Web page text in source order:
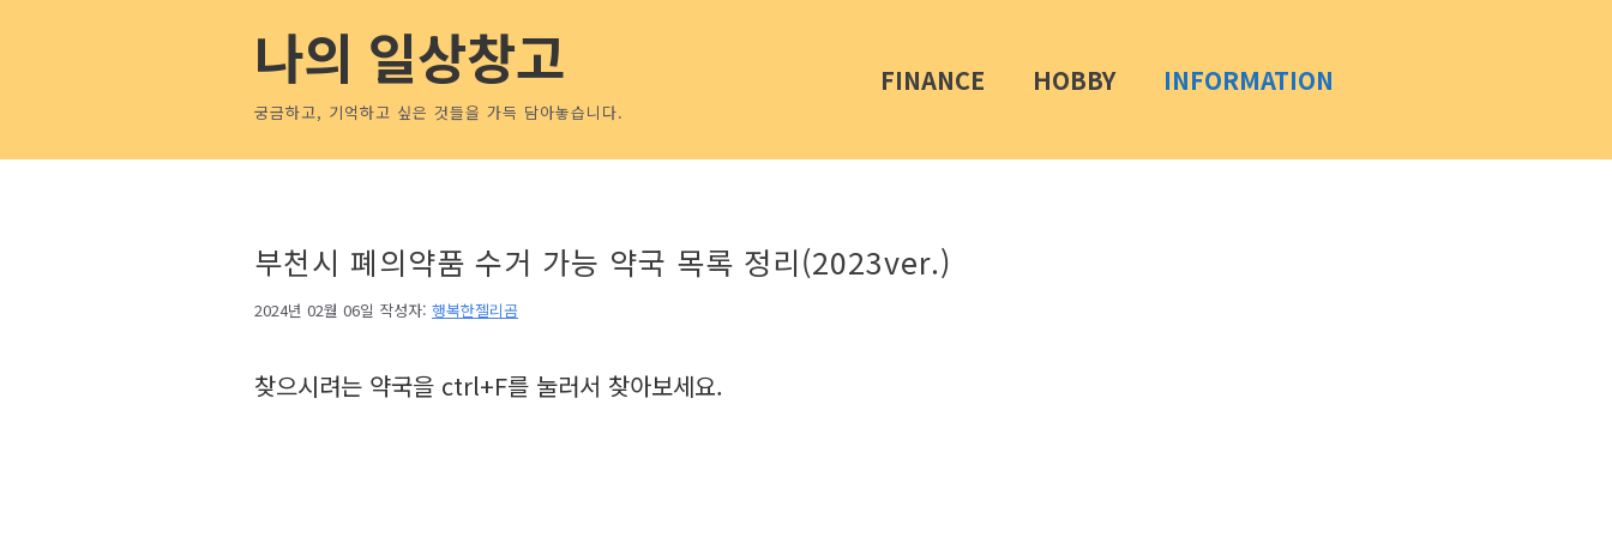
나의 일상창고
궁금하고, 기억하고 싶은 것들을 가득 담아놓습니다.
FINANCE HOBBY INFORMATION
부천시 폐의약품 수거 가능 약국 목록 정리(2023ver.)
2024년 02월 06일 작성자: 행복한젤리곰
찾으시려는 약국을 ctrl+F를 눌러서 찾아보세요.